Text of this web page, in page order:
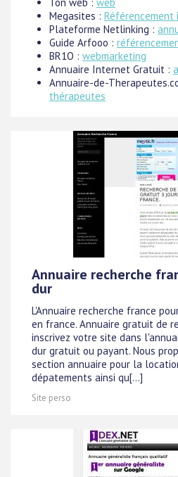
Megasites :
Plateforme Netlinking :
Guide Arfooo :
BR1O : webmarketing
Annuaire Internet Gratuit :
Annuaire-de-
thérapeutes
Annuaire recherche
dur
L'Annuaire recherche france
en france. Annuaire gratuit de
inscrivez votre site dans
dur gratuit ou payant. Nous
section annuaire pour la
dépatements ainsi qu[...]
Site perso